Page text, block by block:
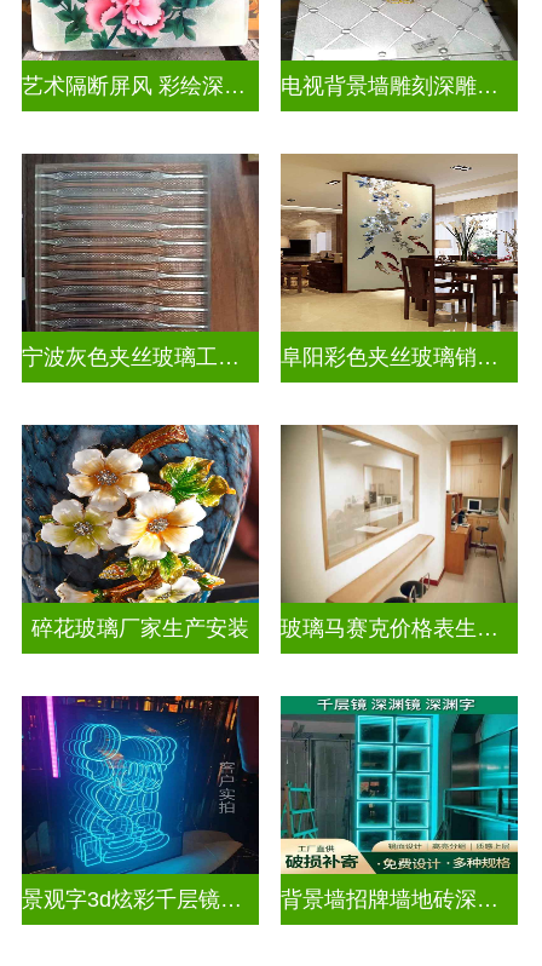
艺术隔断屏风 彩绘深雕浮雕玻璃 电视背景墙雕刻深雕双面效果
宁波灰色夹丝玻璃工厂招聘 阜阳彩色夹丝玻璃销售电话
碎花玻璃厂家生产安装 玻璃马赛克价格表生产电话
景观字3d炫彩千层镜深渊镜 背景墙招牌墙地砖深渊镜千层镜